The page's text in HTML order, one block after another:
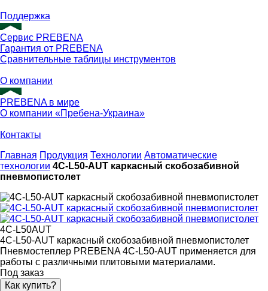
Поддержка
Сервис PREBENA
Гарантия от PREBENA
Сравнительные таблицы инструментов
О компании
PREBENA в мире
О компании «Пребена-Украина»
Контакты
Главная Продукция Технологии Автоматические
технологии 4C-L50-AUT каркасный скобозабивной
пневмопистолет
4C-L50AUT
4C-L50-AUT каркасный скобозабивной пневмопистолет
Пневмостеплер PREBENA 4C-L50-AUT применяется для
работы с различными плитовыми материалами.
Под заказ
Как купить?